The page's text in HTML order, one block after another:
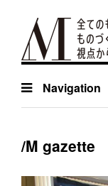
Navigation
/M gazette